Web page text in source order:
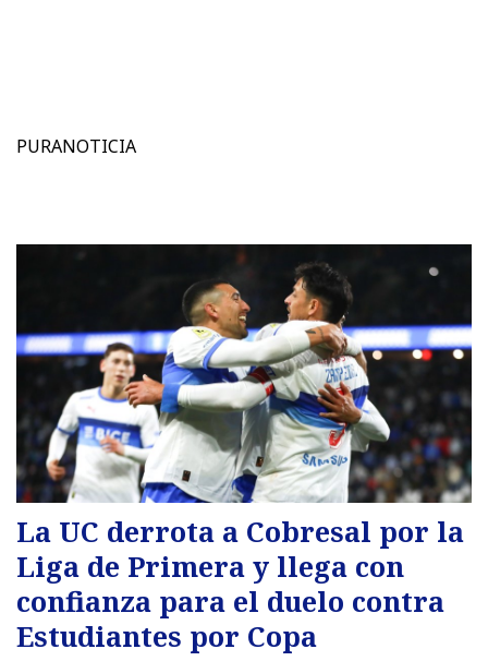
PURANOTICIA
La UC derrota a Cobresal por la
Liga de Primera y llega con
confianza para el duelo contra
Estudiantes por Copa